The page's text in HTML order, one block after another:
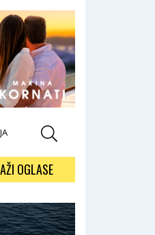
OGLASE